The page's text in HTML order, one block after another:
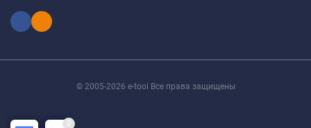
© 2005-2026 e-tool Все права защищены
0